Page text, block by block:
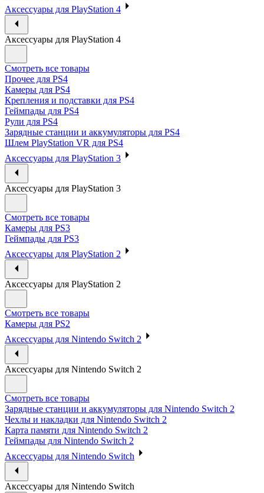
Аксессуары для PlayStation 4
Аксессуары для PlayStation 4
Смотреть все товары
Прочее для PS4
Камеры для PS4
Крепления и подставки для PS4
Геймпады для PS4
Рули для PS4
Зарядные станции и аккумуляторы для PS4
Шлем PlayStation VR для PS4
Аксессуары для PlayStation 3
Аксессуары для PlayStation 3
Смотреть все товары
Камеры для PS3
Геймпады для PS3
Аксессуары для PlayStation 2
Аксессуары для PlayStation 2
Смотреть все товары
Камеры для PS2
Аксессуары для Nintendo Switch 2
Аксессуары для Nintendo Switch 2
Смотреть все товары
Зарядные станции и аккумуляторы для Nintendo Switch 2
Чехлы и накладки для Nintendo Switch 2
Карта памяти для Nintendo Switch 2
Геймпады для Nintendo Switch 2
Аксессуары для Nintendo Switch
Аксессуары для Nintendo Switch